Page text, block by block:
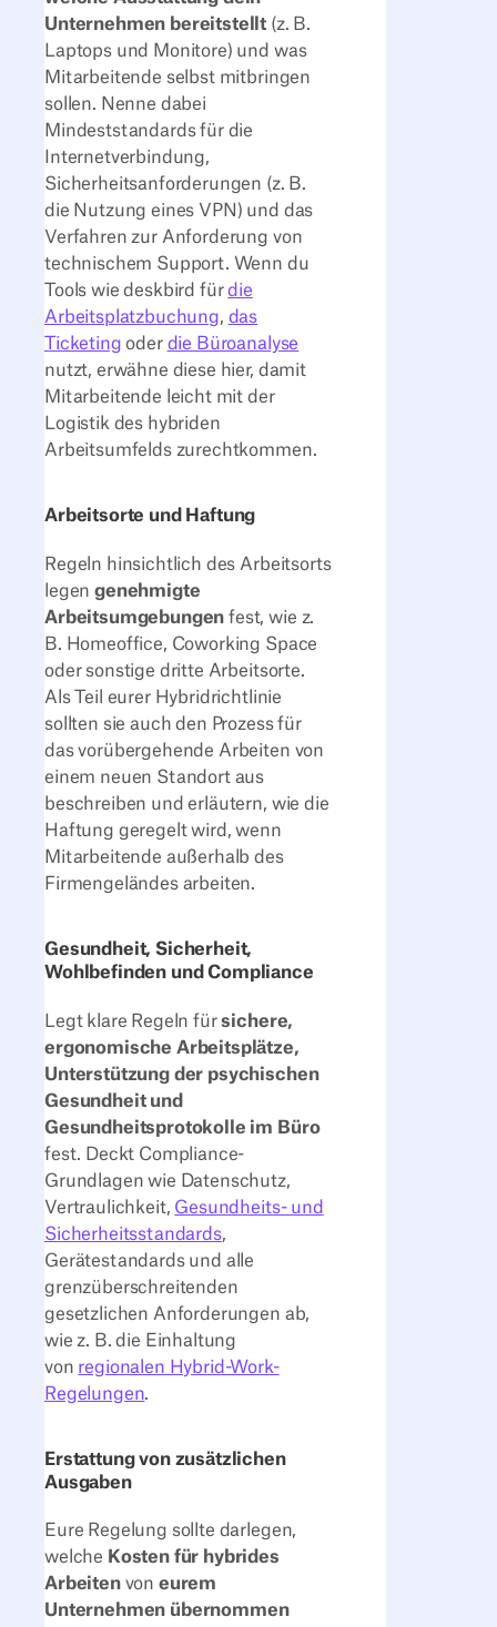
Unternehmen bereitstellt (z. B.
Laptops und Monitore) und was
Mitarbeitende selbst mitbringen
sollen. Nenne dabei
Mindeststandards für die
Internetverbindung,
Sicherheitsanforderungen (z. B.
die Nutzung eines VPN) und das
Verfahren zur Anforderung von
technischem Support. Wenn du
Tools wie deskbird fürdie
Arbeitsplatzbuchung, das
Ticketing oder die Büroanalyse
nutzt, erwähne diese hier, damit
Mitarbeitende leicht mit der
Logistik des hybriden
Arbeitsumfelds zurechtkommen.
Arbeitsorte und Haftung
Regeln hinsichtlich des Arbeitsorts
legengenehmigte
Arbeitsumgebungen fest, wie z.
B. Homeoffice, Coworking Space
oder sonstige dritte Arbeitsorte.
Als Teil eurer Hybridrichtlinie
sollten sie auch den Prozess für
das vorübergehende Arbeiten von
einem neuen Standort aus
beschreiben und erläutern, wie die
Haftung geregelt wird, wenn
Mitarbeitende außerhalb des
Firmengeländes arbeiten.
Gesundheit, Sicherheit,
Wohlbefinden und Compliance
Legt klare Regeln fürsichere,
ergonomische Arbeitsplätze,
Unterstützung der psychischen
Gesundheit und
Gesundheitsprotokolle im Büro
fest. Deckt Compliance-
Grundlagen wie Datenschutz,
Vertraulichkeit, Gesundheits- und
Sicherheitsstandards,
Gerätestandards und alle
grenzüberschreitenden
gesetzlichen Anforderungen ab,
wie z. B. die Einhaltung
von regionalen Hybrid-Work-
Regelungen.
Erstattung von zusätzlichen
Ausgaben
Eure Regelung sollte darlegen,
welche Kosten für hybrides
Arbeitenvon eurem
Unternehmen übernommen